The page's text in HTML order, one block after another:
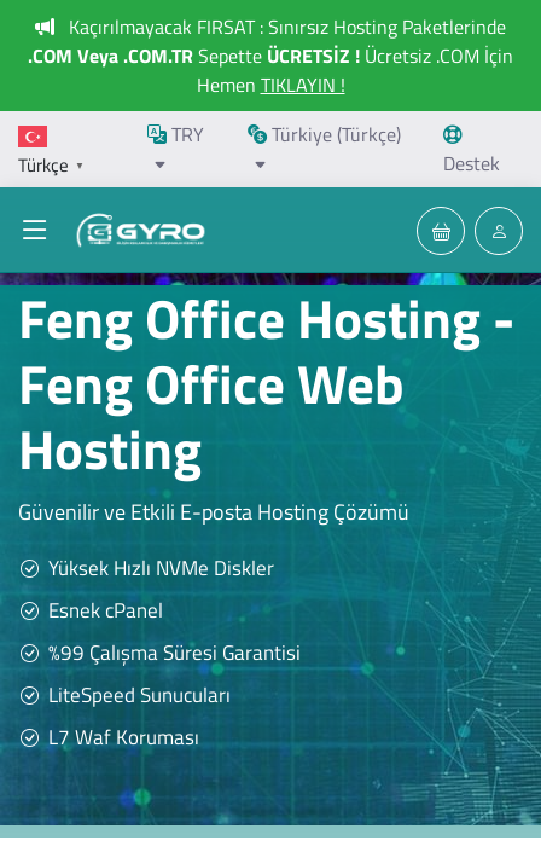
Kaçırılmayacak FIRSAT : Sınırsız Hosting Paketlerinde
.COM Veya .COM.TRSepette ÜCRETSİZ ! Ücretsiz .COM İçin
Hemen TIKLAYIN !
Türkçe ▼
TRY
Türkiye (Türkçe)
Destek
Feng Office Hosting -
Feng Office Web
Hosting
Güvenilir ve Etkili E-posta Hosting Çözümü
Yüksek Hızlı NVMe Diskler
Esnek cPanel
%99 Çalışma Süresi Garantisi
LiteSpeed Sunucuları
L7 Waf Koruması